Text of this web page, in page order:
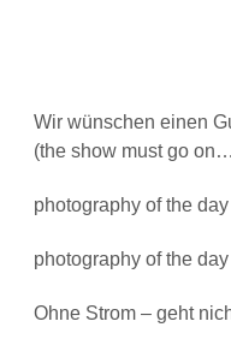
Wir wünschen einen
(the show must go
photography of the
photography of the
Ohne Strom – geht